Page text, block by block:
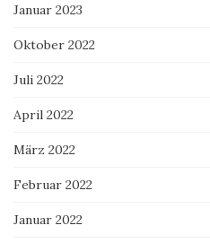
Januar 2023
Oktober 2022
Juli 2022
April 2022
März 2022
Februar 2022
Januar 2022